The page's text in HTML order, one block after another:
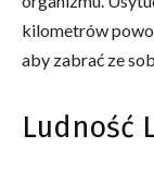
kilometrów
aby zabrać ze
Ludność